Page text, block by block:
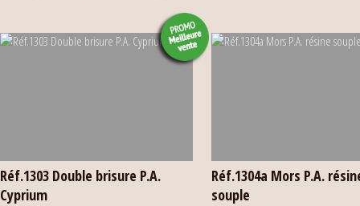
Réf.1303 Double brisure P.A.
Cyprium
Réf.1304a Mors P.A.
souple